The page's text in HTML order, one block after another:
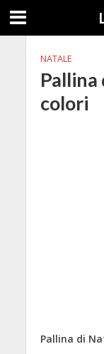
NATALE
colori
Pallina di